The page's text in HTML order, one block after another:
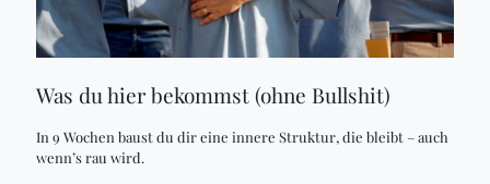
Was du hier bekommst (ohne Bullshit)
In 9 Wochen baust du dir eine innere Struktur, die bleibt – auch
wenn’s rau wird.